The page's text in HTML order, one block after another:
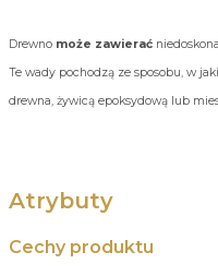
Drewno może zawierać
Te wady pochodzą ze sposobu, w
drewna, żywicą epoksydową lub
Atrybuty
Cechy produktu